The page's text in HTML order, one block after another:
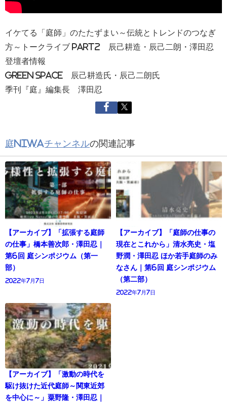
イケてる「庭師」のたたずまい～伝統とトレンドのつなぎ
方～トークライブ part2 辰己耕造・辰己二朗・澤田忍
登壇者情報
GREEN SPACE 辰己耕造氏・辰己二朗氏
季刊『庭』編集長 澤田忍
庭NIWAチャンネルの関連記事
【アーカイブ】「拡張する庭師
の仕事」橋本善次郎・澤田忍｜
第6回 庭シンポジウム（第一
部）
2022年7月7日
【アーカイブ】「庭師の仕事の
現在とこれから」清水亮史・塩
野潤・澤田忍 ほか若手庭師のみ
なさん｜第6回 庭シンポジウム
（第二部）
2022年7月7日
【アーカイブ】「激動の時代を
駆け抜けた近代庭師～関東近郊
を中心に～」粟野隆・澤田忍｜